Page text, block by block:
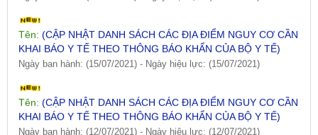
Tên:
KHAI BÁO Y TẾ THEO THÔNG BÁO KHẨN CỦA BỘ Y TẾ)
Ngày ban hành: (15/07/2021) -Ngày hiệu lực: (15/07/2021)
Tên:
KHAI BÁO Y TẾ THEO THÔNG BÁO KHẨN CỦA BỘ Y TẾ)
Ngày ban hành: (12/07/2021) -Ngày hiệu lực: (12/07/2021)